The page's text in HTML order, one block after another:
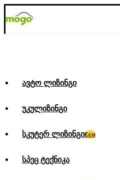
ავტო ლიზინგი
უკულიზინგი
სკუტერ ლიზინგიEco
სპეც ტექნიკა